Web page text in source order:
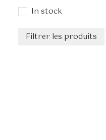
In stock
Filtrer les produits